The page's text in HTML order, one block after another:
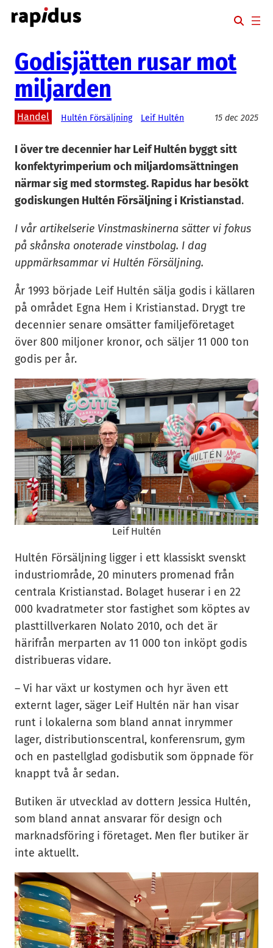
Hoppa
till
Godisjätten rusar mot
miljarden
Handel Hultén Försäljning Leif Hultén 15 dec 2025
I över tre decennier har Leif Hultén byggt sitt
konfektyrimperium och miljardomsättningen
närmar sig med stormsteg. Rapidus har besökt
godiskungen Hultén Försäljning i Kristianstad.
I vår artikelserie Vinstmaskinerna sätter vi fokus
på skånska onoterade vinstbolag. I dag
uppmärksammar vi Hultén Försäljning.
År 1993 började Leif Hultén sälja godis i källaren
på området Egna Hem i Kristianstad. Drygt tre
decennier senare omsätter familjeföretaget
över 800 miljoner kronor, och säljer 11 000 ton
godis per år.
Leif Hultén
Hultén Försäljning ligger i ett klassiskt svenskt
industriområde, 20 minuters promenad från
centrala Kristianstad. Bolaget huserar i en 22
000 kvadratmeter stor fastighet som köptes av
plasttillverkaren Nolato 2010, och det är
härifrån merparten av 11 000 ton inköpt godis
distribueras vidare.
– Vi har växt ur kostymen och hyr även ett
externt lager, säger Leif Hultén när han visar
runt i lokalerna som bland annat inrymmer
lager, distributionscentral, konferensrum, gym
och en pastellglad godisbutik som öppnade för
knappt två år sedan.
Butiken är utvecklad av dottern Jessica Hultén,
som bland annat ansvarar för design och
marknadsföring i företaget. Men fler butiker är
inte aktuellt.